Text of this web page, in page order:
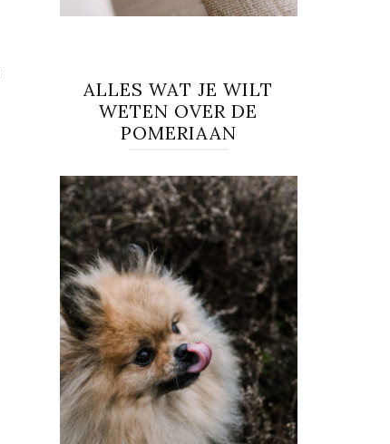
ALLES WAT JE WILT
WETEN OVER DE
POMERIAAN